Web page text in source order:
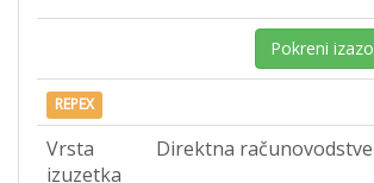
Pokreni
REPEX
Vrsta
izuzetka
Direktna